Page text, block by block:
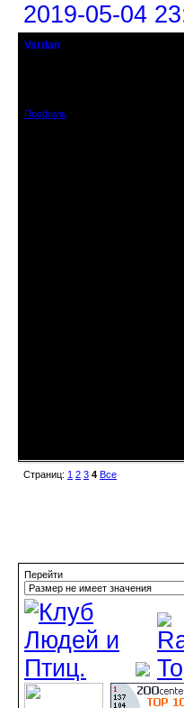
2019-05-04
Vardan
Профиль
Страниц: 1 2 3 4 Все
Перейти